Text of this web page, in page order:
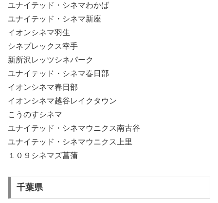
ユナイテッド・シネマわかば
ユナイテッド・シネマ新座
イオンシネマ羽生
シネプレックス幸手
新所沢レッツシネパーク
ユナイテッド・シネマ春日部
イオンシネマ春日部
イオンシネマ越谷レイクタウン
こうのすシネマ
ユナイテッド・シネマウニクス南古谷
ユナイテッド・シネマウニクス上里
１０９シネマズ菖蒲
千葉県